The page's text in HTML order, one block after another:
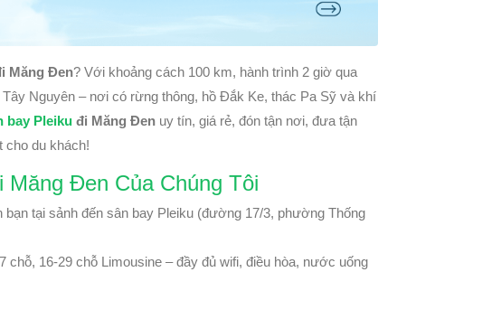
Măng Đen? Với khoảng cách 100 km, hành trình 2 giờ qua
Nguyên – nơi có rừng thông, hồ Đắk Ke, thác Pa Sỹ và khí
bay Pleiku đi Măng Đen uy tín, giá rẻ, đón tận nơi, đưa tận
cho du khách!
Đen Của Chúng Tôi
bạn tại sảnh đến sân bay Pleiku (đường 17/3, phường Thống
chỗ, 16-29 chỗ Limousine – đầy đủ wifi, điều hòa, nước uống